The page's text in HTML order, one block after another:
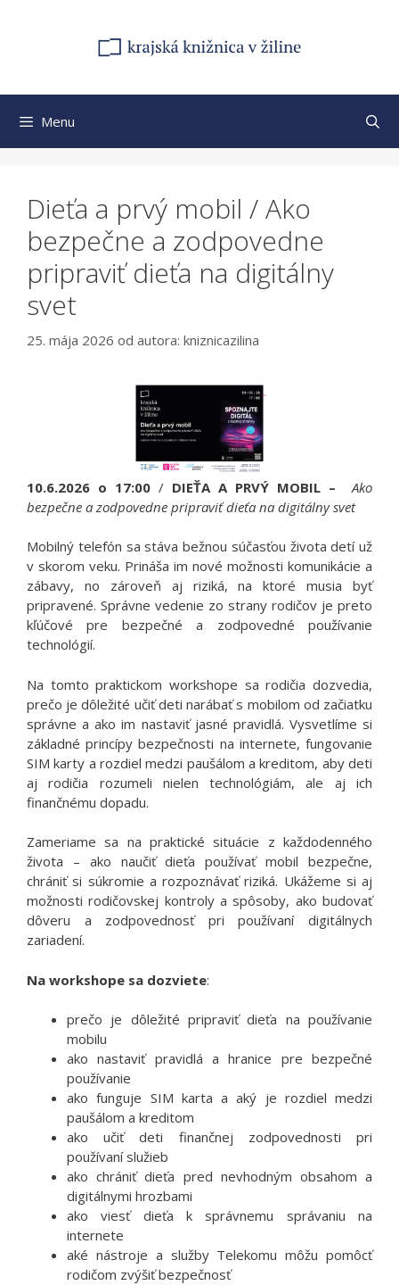
Menu
Dieťa a prvý mobil / Ako
bezpečne a zodpovedne
pripraviť dieťa na digitálny
svet
25. mája 2026 od autora: kniznicazilina
10.6.2026 o 17:00 / DIEŤA A PRVÝ MOBIL –
Ako
bezpečne a zodpovedne pripraviť dieťa na digitálny svet
Mobilný telefón sa stáva bežnou súčasťou života detí už
v skorom veku. Prináša im nové možnosti komunikácie a
zábavy, no zároveň aj riziká, na ktoré musia byť
pripravené. Správne vedenie zo strany rodičov je preto
kľúčové pre bezpečné a zodpovedné používanie
technológií.
Na tomto praktickom workshope sa rodičia dozvedia,
prečo je dôležité učiť deti narábať s mobilom od začiatku
správne a ako im nastaviť jasné pravidlá. Vysvetlíme si
základné princípy bezpečnosti na internete, fungovanie
SIM karty a rozdiel medzi paušálom a kreditom, aby deti
aj rodičia rozumeli nielen technológiám, ale aj ich
finančnému dopadu.
Zameriame sa na praktické situácie z každodenného
života – ako naučiť dieťa používať mobil bezpečne,
chrániť si súkromie a rozpoznávať riziká. Ukážeme si aj
možnosti rodičovskej kontroly a spôsoby, ako budovať
dôveru a zodpovednosť pri používaní digitálnych
zariadení.
Na workshope sa dozviete:
prečo je dôležité pripraviť dieťa na používanie
mobilu
ako nastaviť pravidlá a hranice pre bezpečné
používanie
ako funguje SIM karta a aký je rozdiel medzi
paušálom a kreditom
ako učiť deti finančnej zodpovednosti pri
používaní služieb
ako chrániť dieťa pred nevhodným obsahom a
digitálnymi hrozbami
ako viesť dieťa k správnemu správaniu na
internete
aké nástroje a služby Telekomu môžu pomôcť
rodičom zvýšiť bezpečnosť